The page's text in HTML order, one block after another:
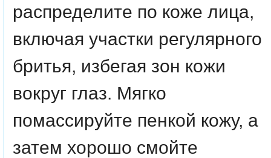
распределите по коже лица,
включая участки регулярного
бритья, избегая зон кожи
вокруг глаз. Мягко
помассируйте пенкой кожу, а
затем хорошо смойте